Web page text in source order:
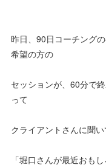
昨日、90日コーチング
希望の方の
セッションが、60分で
って
クライアントさんに聞
「堀口さんが最近おも